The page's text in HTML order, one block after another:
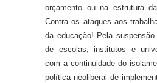
orçamento ou na estrutura
Contra os ataques aos
da educação! Pela
de escolas, institutos e
com a continuidade do
política neoliberal de